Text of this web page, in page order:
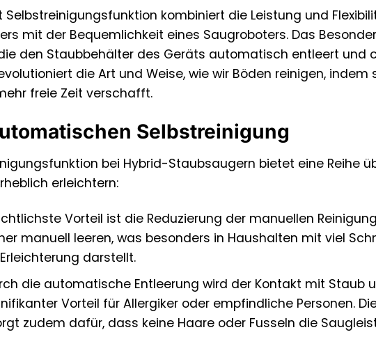
kombiniert die Leistung und
mit der Bequemlichkeit eines Saugroboters. Das
den Staubbehälter des Geräts automatisch entleert und
die Art und Weise, wie wir Böden reinigen, indem
freie Zeit verschafft.
Selbstreinigung
bei Hybrid-Staubsaugern bietet eine Reihe
erleichtern:
Vorteil ist die Reduzierung der manuellen
manuell leeren, was besonders in Haushalten mit viel
darstellt.
die automatische Entleerung wird der Kontakt mit Staub
Vorteil für Allergiker oder empfindliche Personen.
zudem dafür, dass keine Haare oder Fusseln die